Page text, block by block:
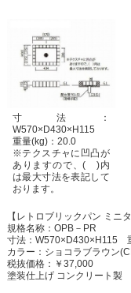
寸法：
W570×D430×H115
重量(kg)：20.0
※テクスチャに凹凸が
ありますので、( )内
は最大寸法を表記して
おります。
【レトロブリックパン ミニタ
規格名称：OPB－PR
寸法：W570×D430×H115
カラー：ショコラブラウン
税抜価格：￥37,000
塗装仕上げ コンクリート製